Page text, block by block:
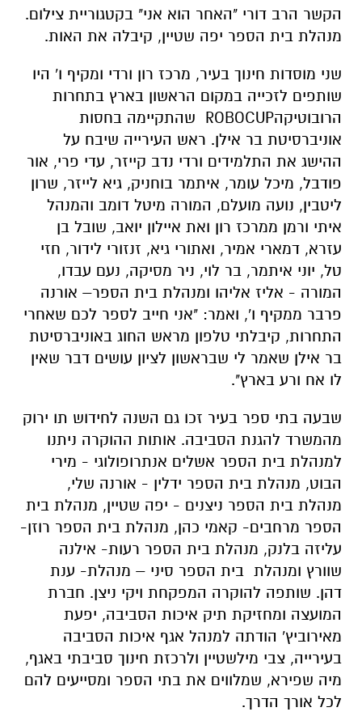
הקשר הרב דורי "האחר הוא אני" בקטגוריית צילום.
מנהלת בית הספר יפה שטיין, קיבלה את האות.
שני מוסדות חינוך בעיר, מרכז רון ורדי ומקיף ו' היו
שותפים לזכייה במקום הראשון בארץ בתחרות
הרובוטיקהROBOCUP שהתקיימה בחסות
אוניברסיטת בר אילן. ראש העירייה שיבח על
ההישג את התלמידים ורדי נדב קייזר, עדי פרי, אור
פודבל, מיכל עומר, איתמר בוחניק, גיא לייזר, שרון
ליטבין, נועה מועלם, המורה מיטל דומב והמנהל
איתי ורמן ממרכז רון ואת איילון יואב, שובל בן
עזרא, דמארי אמיר, ואתורי גיא, זנזורי לידור, חזי
טל, יוני איתמר, בר לוי, ניר מסיקה, נעם עבדו,
המורה - אליז אליהו ומנהלת בית הספר– אורנה
פרבר ממקיף ו', ואמר: "אני חייב לספר לכם שאחרי
התחרות, קיבלתי טלפון מראש החוג באוניברסיטת
בר אילן שאמר לי שבראשון לציון עושים דבר שאין
לו אח ורע בארץ".
שבעה בתי ספר בעיר זכו גם השנה לחידוש תו ירוק
מהמשרד להגנת הסביבה. אותות ההוקרה ניתנו
למנהלת בית הספר אשלים אנתרופולוגי - מירי
הבוט, מנהלת בית הספר ידלין - אורנה שלי,
מנהלת בית הספר ניצנים - יפה שטיין, מנהלת בית
הספר מרחבים- קאמי כהן, מנהלת בית הספר רוזן-
עליזה בלנק, מנהלת בית הספר רעות- אילנה
שוורץ ומנהלת בית הספר סיני – מנהלת- ענת
דהן. שותפה להוקרה המפקחת ויקי ניצן. חברת
המועצה ומחזיקת תיק איכות הסביבה, יפעת
מאירוביץ' הודתה למנהל אגף איכות הסביבה
בעירייה, צבי מילשטיין ולרכזת חינוך סביבתי באגף,
מיה שפירא, שמלווים את בתי הספר ומסייעים להם
לכל אורך הדרך.